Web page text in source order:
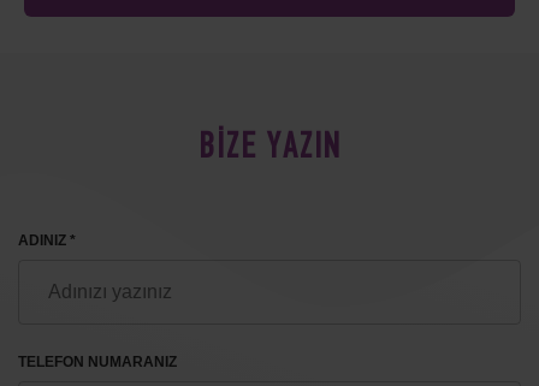
BİZE YAZIN
ADINIZ *
TELEFON NUMARANIZ